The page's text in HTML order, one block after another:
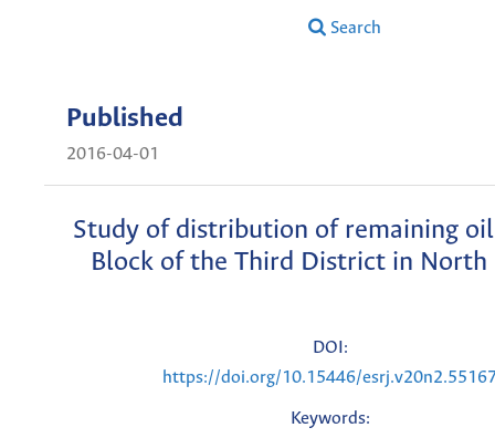
Search
Published
2016-04-01
Study of distribution of remaining
Block of the Third District in North
DOI:
https://doi.org/10.15446/
Keywords: